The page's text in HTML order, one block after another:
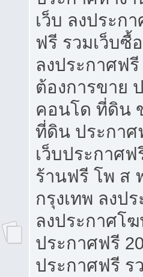
เว็บ ลงประก
ฟรี รวมเว็บซื้
ลงประกาศฟ
ต้องการขาย
คอนโด ที่ดิน
ที่ดิน ประกา
เว็บประกาศ
ร้านฟรี โพ ส
กรุงเทพ ลงป
ลงประกาศโ
ประกาศฟรี
ประกาศฟรี ร